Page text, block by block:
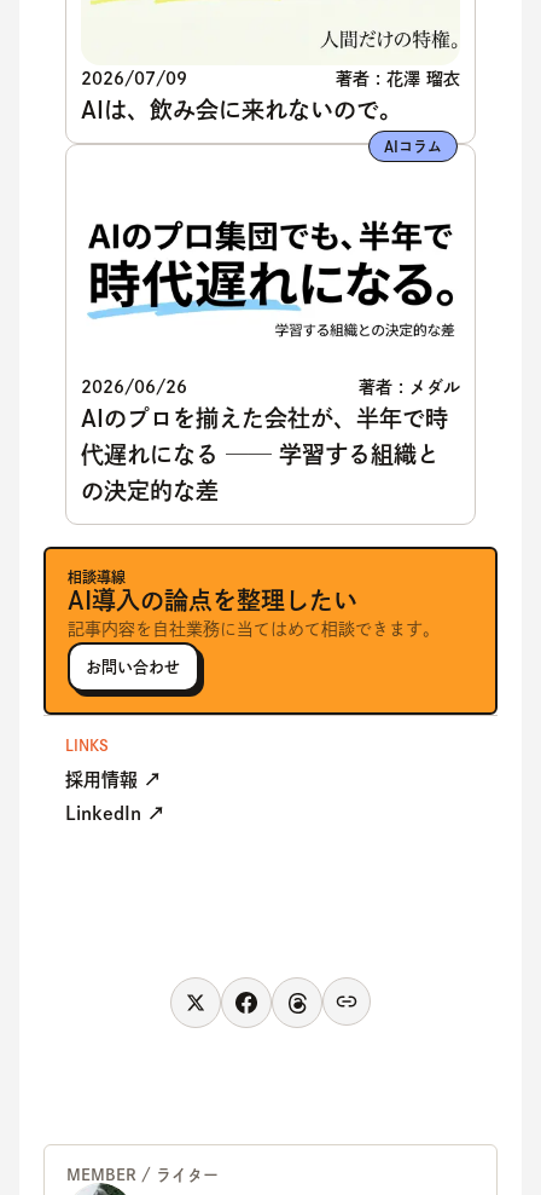
2026/07/09 著者 : 花澤 瑠衣
AIは、飲み会に来れないので。
2026/06/26 著者 : メダル
AIのプロを揃えた会社が、半年で時
代遅れになる ── 学習する組織と
の決定的な差
AIコラム
相談導線
AI導入の論点を整理したい
記事内容を自社業務に当てはめて相談できます。
お問い合わせ
LINKS
採用情報 ↗
LinkedIn ↗
MEMBER / ライター